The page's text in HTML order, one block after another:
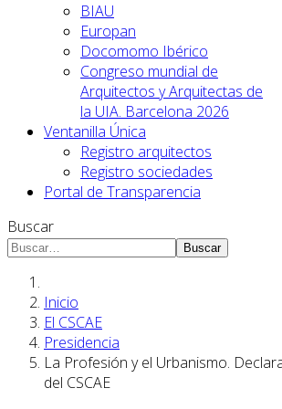
BIAU
Europan
Docomomo Ibérico
Congreso mundial de
Arquitectos y Arquitectas de
la UIA. Barcelona 2026
Ventanilla Única
Registro arquitectos
Registro sociedades
Portal de Transparencia
Buscar
Buscar
Inicio
El CSCAE
Presidencia
La Profesión y el Urbanismo.
del CSCAE